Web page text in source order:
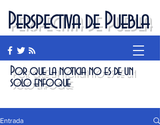
Perspectiva de Puebla
Por que la noticia no es de un
solo enfoque
Entrada